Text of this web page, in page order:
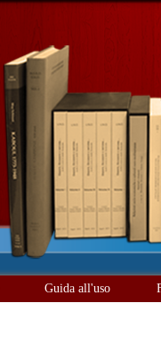
Guida all'uso